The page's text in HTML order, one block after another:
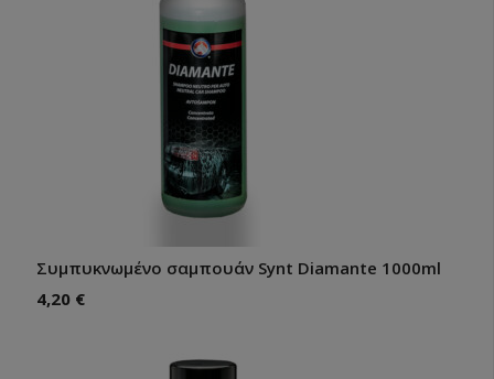
Συμπυκνωμένο σαμπουάν Synt Diamante 1000ml
4,20 €